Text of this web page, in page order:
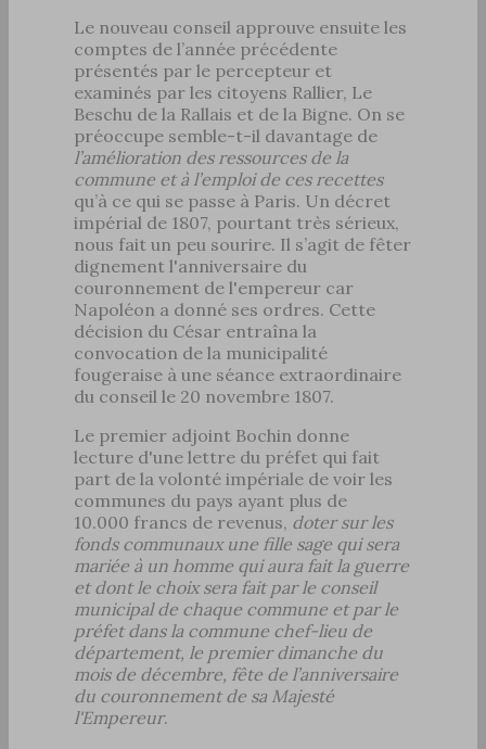
Le nouveau conseil approuve ensuite les
comptes de l’année précédente
présentés par le percepteur et
examinés par les citoyens Rallier, Le
Beschu de la Rallais et de la Bigne. On se
préoccupe semble-t-il davantage de
l’amélioration des ressources de la
commune et à l’emploi de ces recettes
qu’à ce qui se passe à Paris. Un décret
impérial de 1807, pourtant très sérieux,
nous fait un peu sourire. Il s’agit de fêter
dignement l'anniversaire du
couronnement de l'empereur car
Napoléon a donné ses ordres. Cette
décision du César entraîna la
convocation de la municipalité
fougeraise à une séance extraordinaire
du conseil le 20 novembre 1807.
Le premier adjoint Bochin donne
lecture d'une lettre du préfet qui fait
part de la volonté impériale de voir les
communes du pays ayant plus de
10.000 francs de revenus, doter sur les
fonds communaux une fille sage qui sera
mariée à un homme qui aura fait la guerre
et dont le choix sera fait par le conseil
municipal de chaque commune et par le
préfet dans la commune chef-lieu de
département, le premier dimanche du
mois de décembre, fête de l’anniversaire
du couronnement de sa Majesté
l'Empereur.